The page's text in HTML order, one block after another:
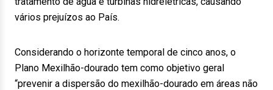
vários prejuízos ao País.
Considerando o horizonte temporal de cinco anos, o
Plano Mexilhão-dourado tem como objetivo geral
“prevenir a dispersão do mexilhão-dourado em áreas não